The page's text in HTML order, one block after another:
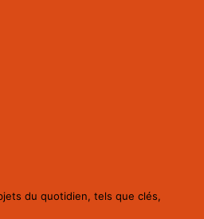
du quotidien, tels que clés,